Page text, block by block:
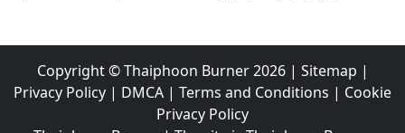
Copyright ©Thaiphoon Burner 2026| Sitemap |
Privacy Policy | DMCA | Terms and Conditions | Cookie
Privacy Policy